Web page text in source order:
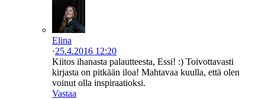
Elina
·25.4.2016 12:20
Kiitos ihanasta palautteesta, Essi! :) Toivottavasti
kirjasta on pitkään iloa! Mahtavaa kuulla, että olen
voinut olla inspiraatioksi.
Vastaa